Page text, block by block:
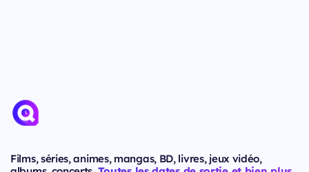
Films, séries, animes, mangas, BD, livres, jeux vidéo,